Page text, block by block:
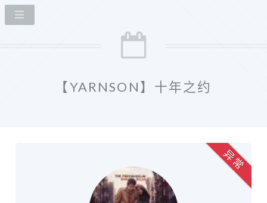
【YARNSON】十年之约
异 常